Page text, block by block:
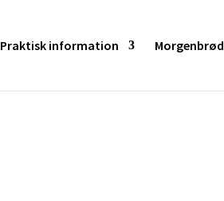
Praktisk information Morgenbrød